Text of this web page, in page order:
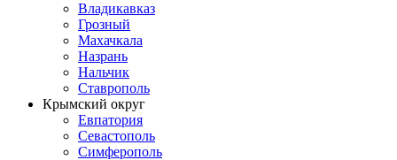
Владикавказ
Грозный
Махачкала
Назрань
Нальчик
Ставрополь
Крымский округ
Евпатория
Севастополь
Симферополь